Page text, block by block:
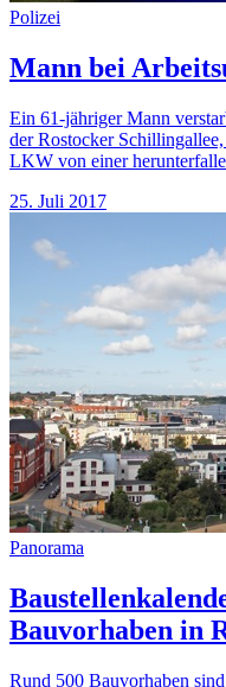
Polizei
Mann bei
Ein 61-jähriger Mann
der Rostocker
LKW von einer
25. Juli 2017
Panorama
Bauvorhaben in
Rund 500 Bauvorhaben